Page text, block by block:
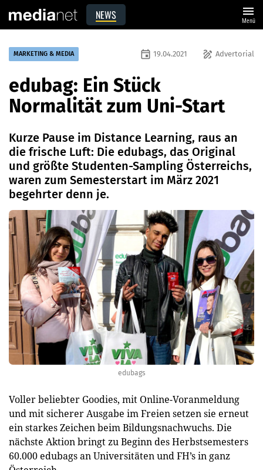
NEWS menu
Menü
edubags
MARKETING & MEDIA draw Advertorial
event 19.04.2021
edubag: Ein Stück
Normalität zum Uni-Start
Kurze Pause im Distance Learning, raus an
die frische Luft: Die edubags, das Original
und größte Studenten-Sampling Österreichs,
waren zum Semesterstart im März 2021
begehrter denn je.
Voller beliebter Goodies, mit Online-Voranmeldung
und mit sicherer Ausgabe im Freien setzen sie erneut
ein starkes Zeichen beim Bildungsnachwuchs. Die
nächste Aktion bringt zu Beginn des Herbstsemesters
60.000 edubags an Universitäten und FH’s in ganz